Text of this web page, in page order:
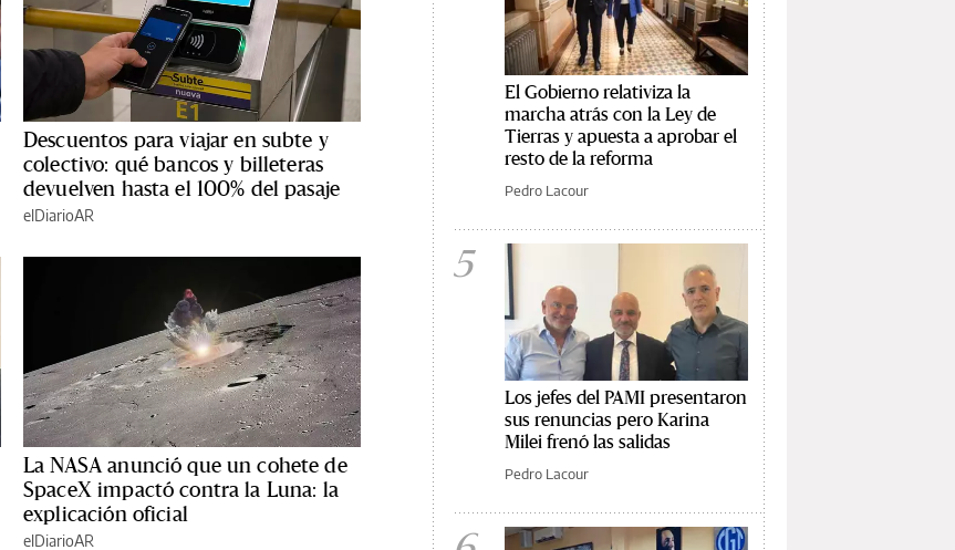
Descuentos para viajar en subte y
colectivo: qué bancos y billeteras
devuelven hasta el 100% del pasaje
elDiarioAR
La NASA anunció que un cohete de
SpaceX impactó contra la Luna: la
explicación oficial
elDiarioAR
El Gobierno relativiza la
marcha atrás con la Ley de
Tierras y apuesta a aprobar el
resto de la reforma
Pedro Lacour
5
Los jefes del PAMI presentaron
sus renuncias pero Karina
Milei frenó las salidas
Pedro Lacour